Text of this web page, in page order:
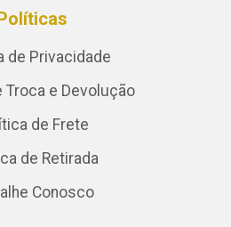
Políticas
de Privacidade
Troca e Devolução
de Frete
de Retirada
Conosco